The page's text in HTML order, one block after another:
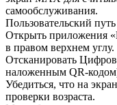
самообслуживания.
Пользовательский
Открыть приложения
в правом верхнем углу.
Отсканировать
наложенным QR-
Убедиться, что на
проверки возраста.